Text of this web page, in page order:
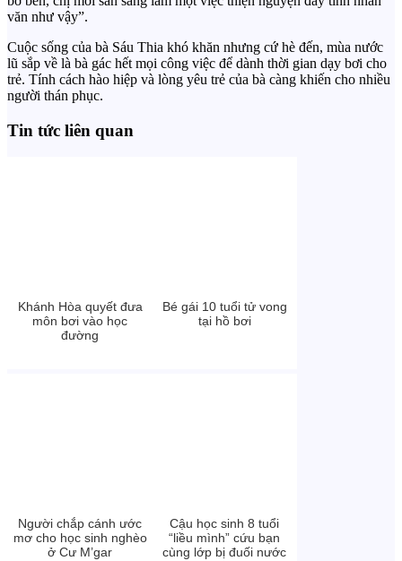
văn như vậy”.
Cuộc sống của bà Sáu Thia khó khăn nhưng cứ hè đến, mùa nước
lũ sắp về là bà gác hết mọi công việc để dành thời gian dạy bơi cho
trẻ. Tính cách hào hiệp và lòng yêu trẻ của bà càng khiến cho nhiều
người thán phục.
Tin tức liên quan
Khánh Hòa quyết đưa
môn bơi vào học
đường
Bé gái 10 tuổi tử vong
tại hồ bơi
Người chắp cánh ước
mơ cho học sinh nghèo
ở Cư M’gar
Cậu học sinh 8 tuổi
“liều mình” cứu bạn
cùng lớp bị đuối nước